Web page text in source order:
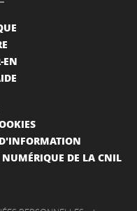
EN
DE LA CNIL